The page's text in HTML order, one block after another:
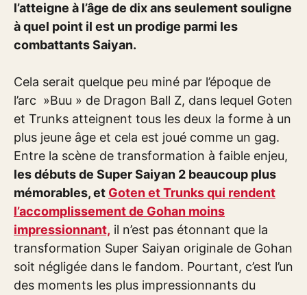
l’atteigne à l’âge de dix ans seulement souligne
à quel point il est un prodige parmi les
combattants Saiyan.
Cela serait quelque peu miné par l’époque de
l’arc »Buu » de Dragon Ball Z, dans lequel Goten
et Trunks atteignent tous les deux la forme à un
plus jeune âge et cela est joué comme un gag.
Entre la scène de transformation à faible enjeu,
les débuts de Super Saiyan 2 beaucoup plus
mémorables, et Goten et Trunks qui rendent
l’accomplissement de Gohan moins
impressionnant, il n’est pas étonnant que la
transformation Super Saiyan originale de Gohan
soit négligée dans le fandom. Pourtant, c’est l’un
des moments les plus impressionnants du